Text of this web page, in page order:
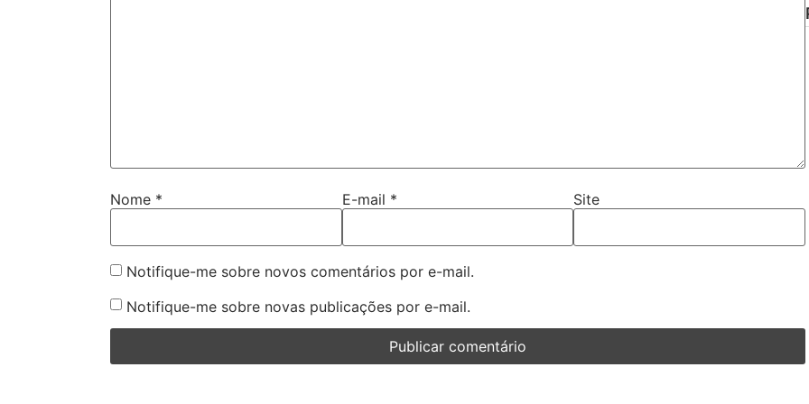
Nome * E-mail * Site
Notifique-me sobre novos comentários por e-mail.
Notifique-me sobre novas publicações por e-mail.